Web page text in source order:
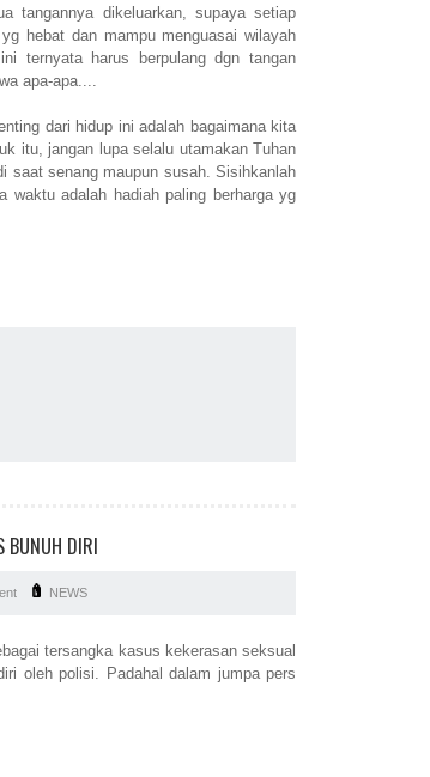
tangannya dikeluarkan, supaya setiap
hebat dan mampu menguasai wilayah
ternyata harus berpulang dgn tangan
apa-apa....
dari hidup ini adalah bagaimana kita
itu, jangan lupa selalu utamakan Tuhan
saat senang maupun susah. Sisihkanlah
adalah hadiah paling berharga yg
BUNUH DIRI
NEWS
tersangka kasus kekerasan seksual
oleh polisi. Padahal dalam jumpa pers